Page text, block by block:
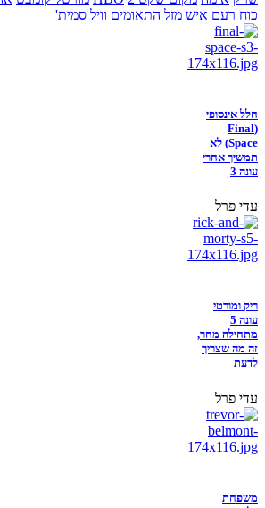
כוח רעם איש מזל התאומים וויל סמית'
חלל אינסופי
(Final
Space) לא
תמשיך אחרי
עונה 3
עדי פרל
ריק ומורטי
עונה 5
מתחילה מחר,
זה מה שצריך
לדעת
עדי פרל
משפחת